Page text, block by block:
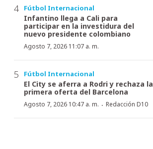
Fútbol Internacional
Infantino llega a Cali para
participar en la investidura del
nuevo presidente colombiano
Agosto 7, 2026 11:07 a. m.
Fútbol Internacional
El City se aferra a Rodri y rechaza la
primera oferta del Barcelona
Agosto 7, 2026 10:47 a. m. · Redacción D10